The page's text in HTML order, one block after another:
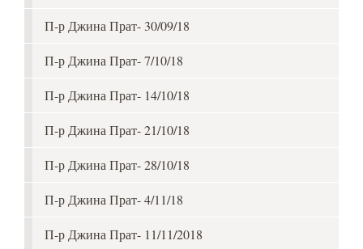
П-р Джина Прат- 30/09/18
П-р Джина Прат- 7/10/18
П-р Джина Прат- 14/10/18
П-р Джина Прат- 21/10/18
П-р Джина Прат- 28/10/18
П-р Джина Прат- 4/11/18
П-р Джина Прат- 11/11/2018